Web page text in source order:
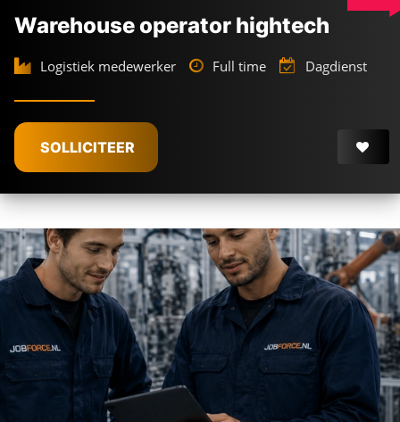
Warehouse operator hightech
Logistiek medewerker Full time Dagdienst
SOLLICITEER